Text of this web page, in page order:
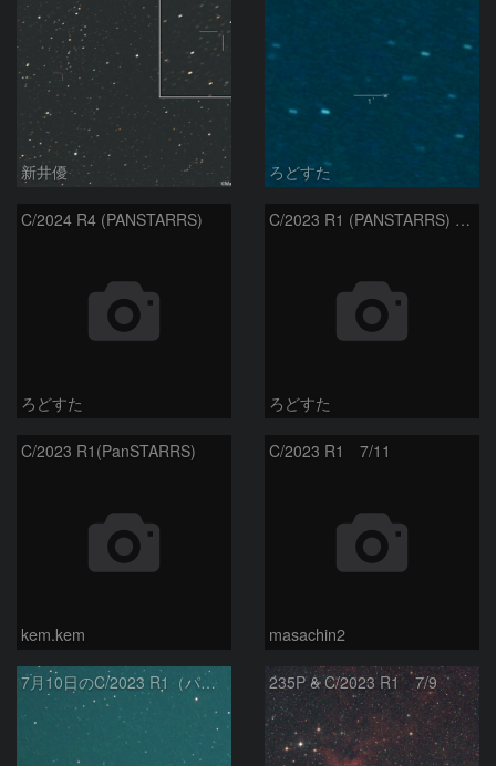
新井優 ろどすた
C/2024 R4 (PANSTARRS)
ろどすた
C/2023 R1 (PANSTARRS) の変化
ろどすた
C/2023 R1(PanSTARRS)
kem.kem
C/2023 R1 7/11
masachin2
7月10日のC/2023 R1（パンスターズ彗星） 235P & C/2023 R1 7/9